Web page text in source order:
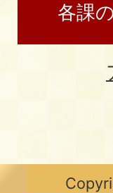
各課